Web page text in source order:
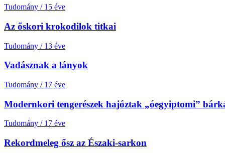
Tudomány / 15 éve
Az őskori krokodilok titkai
Tudomány / 13 éve
Vadásznak a lányok
Tudomány / 17 éve
Modernkori tengerészek hajóztak „óegyiptomi”
Tudomány / 17 éve
Rekordmeleg ősz az Északi-sarkon